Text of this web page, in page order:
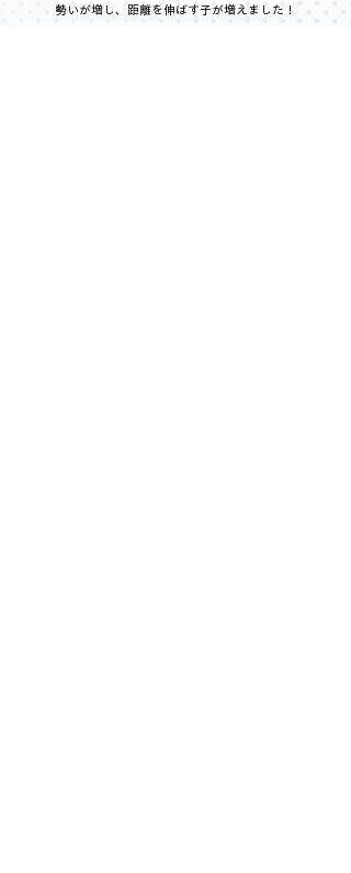
勢いが増し、距離を伸ばす子が増えました！